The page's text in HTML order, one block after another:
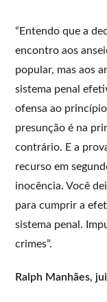
“Entendo que a
encontro aos
popular, mas aos
sistema penal
ofensa ao
presunção é na
contrário. E a
recurso em
inocência. Você
para cumprir a
sistema penal.
crimes”.
Ralph Manhães,